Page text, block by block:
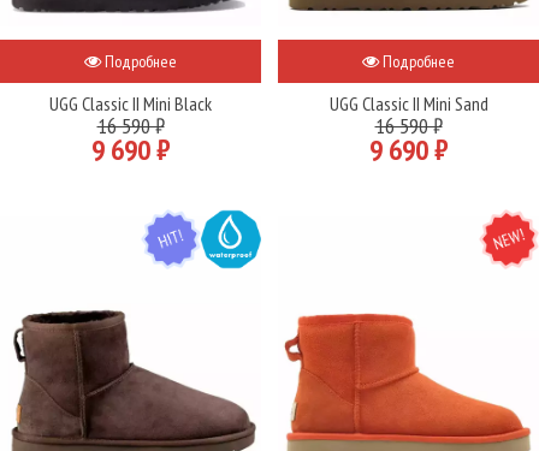
Подробнее
UGG Classic II Mini Black
16 590 ₽
9 690 ₽
Подробнее
UGG Classic II Mini Sand
16 590 ₽
9 690 ₽
HIT WATER NEW